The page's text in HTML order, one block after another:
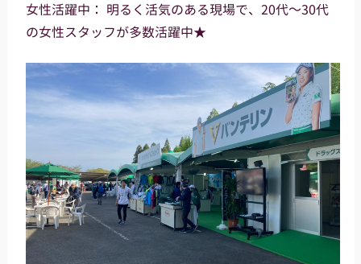
女性活躍中： 明るく活気のある現場で、20代～30代
の女性スタッフが多数活躍中★